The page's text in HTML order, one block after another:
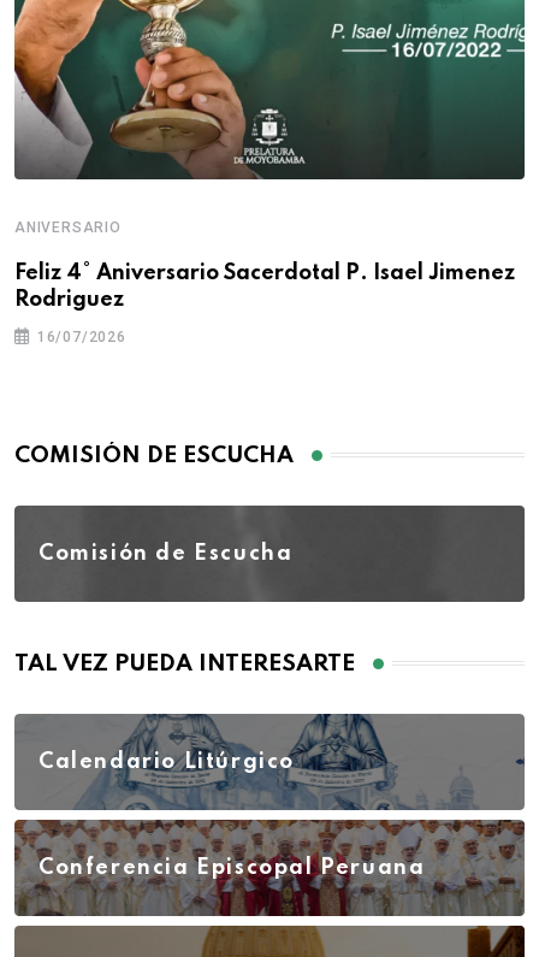
ANIVERSARIO
Feliz 4° Aniversario Sacerdotal P. Isael Jimenez
Rodriguez
16/07/2026
COMISIÓN DE ESCUCHA
Comisión de Escucha
TAL VEZ PUEDA INTERESARTE
Calendario Litúrgico
Conferencia Episcopal Peruana